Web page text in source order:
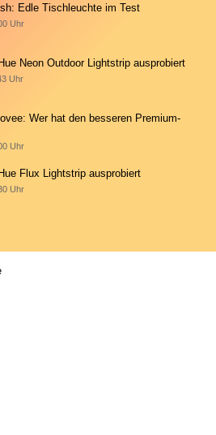
Edle Tischleuchte im Test
Uhr
Neon Outdoor Lightstrip ausprobiert
Uhr
Wer hat den besseren Premium-
Uhr
Flux Lightstrip ausprobiert
Uhr